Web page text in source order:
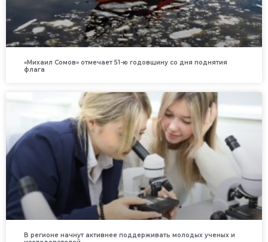
«Михаил Сомов» отмечает 51-ю годовщину со дня поднятия
флага
В регионе начнут активнее поддерживать молодых ученых и